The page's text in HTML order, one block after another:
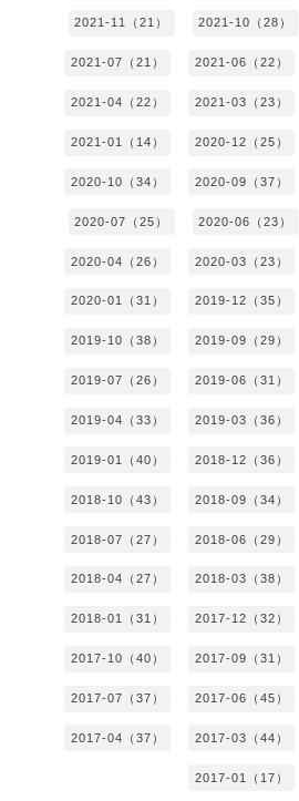
2021-11（21） 2021-10（28）
2021-07（21） 2021-06（22）
2021-04（22） 2021-03（23）
2021-01（14） 2020-12（25）
2020-10（34） 2020-09（37）
2020-07（25） 2020-06（23）
2020-04（26） 2020-03（23）
2020-01（31） 2019-12（35）
2019-10（38） 2019-09（29）
2019-07（26） 2019-06（31）
2019-04（33） 2019-03（36）
2019-01（40） 2018-12（36）
2018-10（43） 2018-09（34）
2018-07（27） 2018-06（29）
2018-04（27） 2018-03（38）
2018-01（31） 2017-12（32）
2017-10（40） 2017-09（31）
2017-07（37） 2017-06（45）
2017-04（37） 2017-03（44）
2017-01（17）